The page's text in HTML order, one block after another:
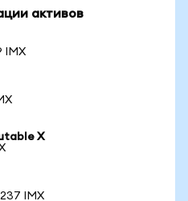
активов
IMX
X
IMX